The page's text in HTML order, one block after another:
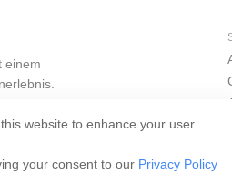
website to enhance your user
your consent to our Privacy Policy
einem